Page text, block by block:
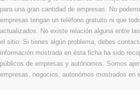
para una gran cantidad de empresas. No
empresas tengan un teléfono gratuito ni que
actualizados. No existe relación alguna entre
el sitio. Si tienes algún problema, debes
información mostrada en ésta ficha ha sido
públicos de empresas y autónomos. Somos
empresas, negocios, autonómos mostrados en